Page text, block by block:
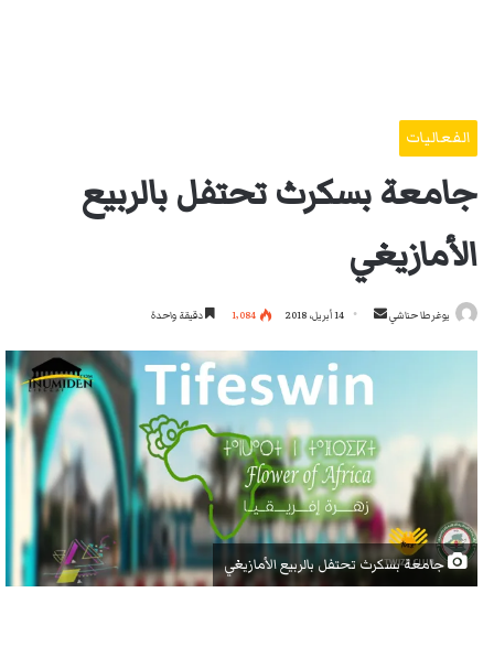
الفعاليات
جامعة بسكرث تحتفل بالربيع
الأمازيغي
يوغرطا حناشي
أرسل
14 أبريل، 2018 1٬084 دقيقة واحدة
جامعة بسكرث تحتفل بالربيع الأمازيغي